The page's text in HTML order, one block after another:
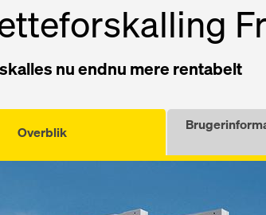
nu endnu mere rentabelt
Overblik